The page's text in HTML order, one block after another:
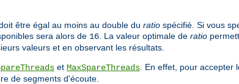
être égal au moins au double du ratio spécifié. Si vous
sera alors de 16 . La valeur optimale de ratio
valeurs et en observant les résultats.
et MaxSpareThreads . En effet, pour
de segments d'écoute.